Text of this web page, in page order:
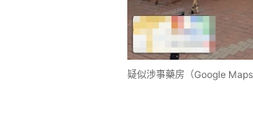
疑似涉事藥房（Google Maps